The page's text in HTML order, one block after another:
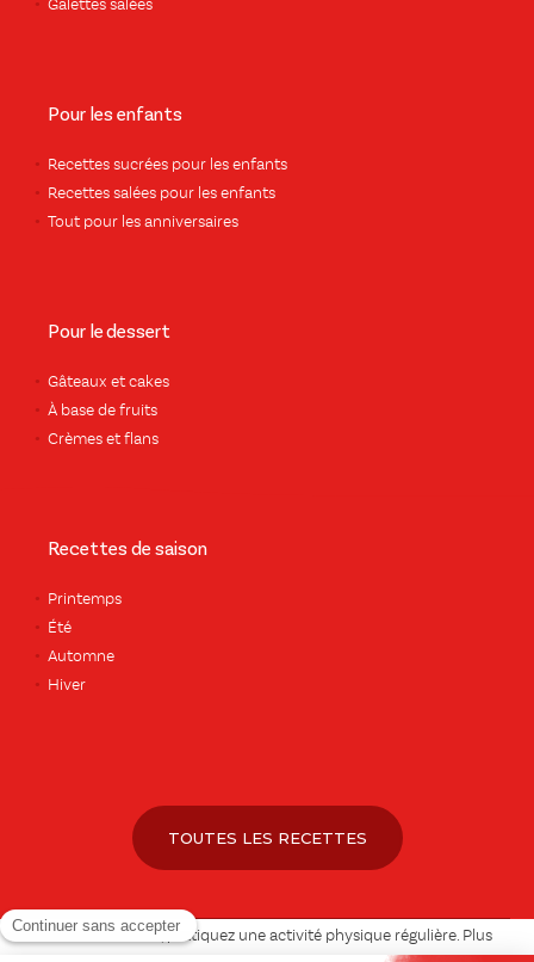
Galettes salées
Pour les enfants
Recettes sucrées pour les enfants
Recettes salées pour les enfants
Tout pour les anniversaires
Pour le dessert
Gâteaux et cakes
À base de fruits
Crèmes et flans
Recettes de saison
Printemps
Été
Automne
Hiver
TOUTES LES RECETTES
Pour votre santé, pratiquez une activité physique régulière. Plus